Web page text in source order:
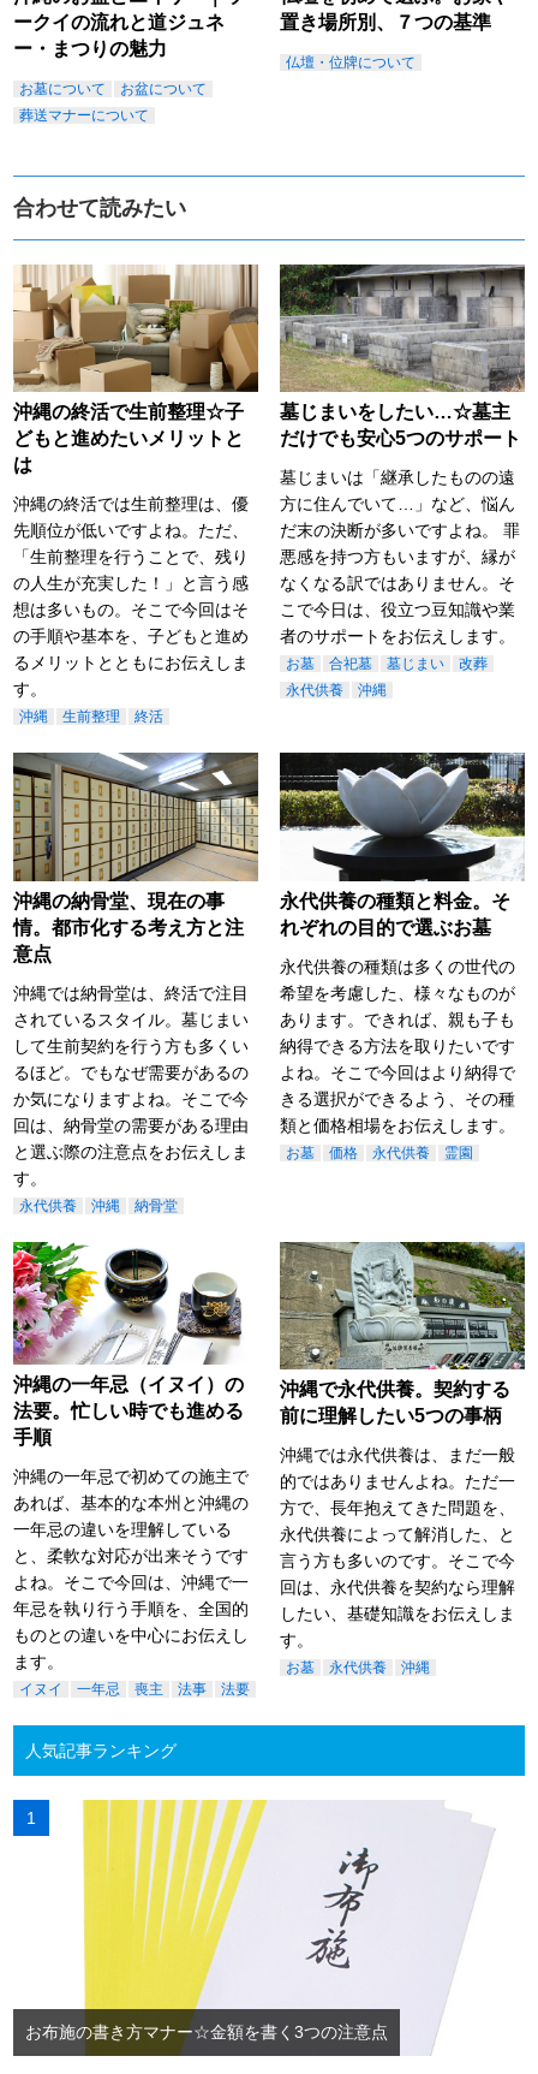
ークイの流れと道ジュネ
ー・まつりの魅力
お墓について
お盆について
葬送マナーについて
置き場所別、７つの基準
仏壇・位牌について
合わせて読みたい
沖縄の終活で生前整理☆子
どもと進めたいメリットと
は
沖縄の終活では生前整理は、優
先順位が低いですよね。ただ、
「生前整理を行うことで、残り
の人生が充実した！」と言う感
想は多いもの。そこで今回はそ
の手順や基本を、子どもと進め
るメリットとともにお伝えしま
す。
沖縄 生前整理 終活
墓じまいをしたい…☆墓主
だけでも安心5つのサポート
墓じまいは「継承したものの遠
方に住んでいて…」など、悩ん
だ末の決断が多いですよね。 罪
悪感を持つ方もいますが、縁が
なくなる訳ではありません。そ
こで今日は、役立つ豆知識や業
者のサポートをお伝えします。
お墓 合祀墓 墓じまい
改葬
永代供養
沖縄
沖縄の納骨堂、現在の事
情。都市化する考え方と注
意点
沖縄では納骨堂は、終活で注目
されているスタイル。墓じまい
して生前契約を行う方も多くい
るほど。でもなぜ需要があるの
か気になりますよね。そこで今
回は、納骨堂の需要がある理由
と選ぶ際の注意点をお伝えしま
す。
永代供養 沖縄 納骨堂
永代供養の種類と料金。そ
れぞれの目的で選ぶお墓
永代供養の種類は多くの世代の
希望を考慮した、様々なものが
あります。できれば、親も子も
納得できる方法を取りたいです
よね。そこで今回はより納得で
きる選択ができるよう、その種
類と価格相場をお伝えします。
お墓 価格 永代供養 霊園
沖縄の一年忌（イヌイ）の
法要。忙しい時でも進める
手順
沖縄の一年忌で初めての施主で
あれば、基本的な本州と沖縄の
一年忌の違いを理解している
と、柔軟な対応が出来そうです
よね。そこで今回は、沖縄で一
年忌を執り行う手順を、全国的
ものとの違いを中心にお伝えし
ます。
イヌイ 一年忌 喪主 法事 法要
沖縄で永代供養。契約する
前に理解したい5つの事柄
沖縄では永代供養は、まだ一般
的ではありませんよね。ただ一
方で、長年抱えてきた問題を、
永代供養によって解消した、と
言う方も多いのです。そこで今
回は、永代供養を契約なら理解
したい、基礎知識をお伝えしま
す。
お墓 永代供養 沖縄
人気記事ランキング
お布施の書き方マナー☆金額を書く3つの注意点